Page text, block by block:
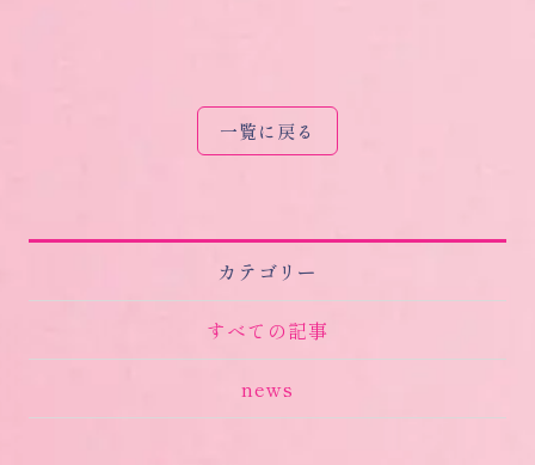
カテゴリー
すべての記事
news
一覧に戻る